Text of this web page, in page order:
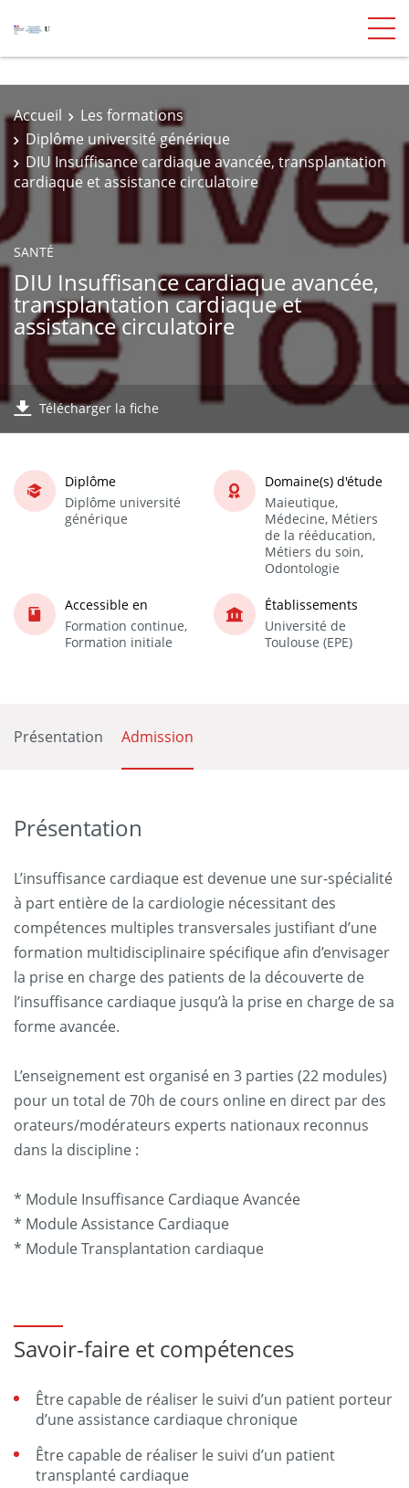
Accueil
Les formations
Diplôme université générique
DIU Insuffisance cardiaque avancée, transplantation
cardiaque et assistance circulatoire
SANTÉ
DIU Insuffisance cardiaque avancée,
transplantation cardiaque et
assistance circulatoire
Télécharger la fiche
Diplôme
Diplôme université
générique
Domaine(s) d'étude
Maieutique,
Médecine, Métiers
de la rééducation,
Métiers du soin,
Odontologie
Accessible en
Formation continue,
Formation initiale
Établissements
Université de
Toulouse (EPE)
Présentation Admission
Présentation
L’insuffisance cardiaque est devenue une sur-spécialité
à part entière de la cardiologie nécessitant des
compétences multiples transversales justifiant d’une
formation multidisciplinaire spécifique afin d’envisager
la prise en charge des patients de la découverte de
l’insuffisance cardiaque jusqu’à la prise en charge de sa
forme avancée.
L’enseignement est organisé en 3 parties (22 modules)
pour un total de 70h de cours online en direct par des
orateurs/modérateurs experts nationaux reconnus
dans la discipline :
* Module Insuffisance Cardiaque Avancée
* Module Assistance Cardiaque
* Module Transplantation cardiaque
Savoir-faire et compétences
Être capable de réaliser le suivi d’un patient porteur
d’une assistance cardiaque chronique
Être capable de réaliser le suivi d’un patient
transplanté cardiaque